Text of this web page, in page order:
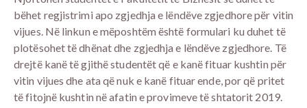
bëhet regjistrimi apo zgjedhja e lëndëve zgjedhore për vitin
vijues. Në linkun e mëposhtëm është formulari ku duhet të
plotësohet të dhënat dhe zgjedhja e lëndëve zgjedhore. Të
drejtë kanë të gjithë studentët që e kanë fituar kushtin për
vitin vijues dhe ata që nuk e kanë fituar ende, por që pritet
të fitojnë kushtin në afatin e provimeve të shtatorit 2019.